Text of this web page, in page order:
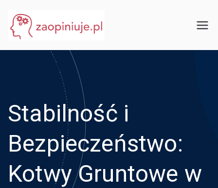
treści
Stabilność i
Bezpieczeństwo:
Kotwy Gruntowe w